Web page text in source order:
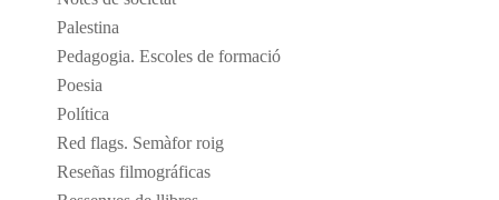
Palestina
Pedagogia. Escoles de formació
Poesia
Política
Red flags. Semàfor roig
Reseñas filmográficas